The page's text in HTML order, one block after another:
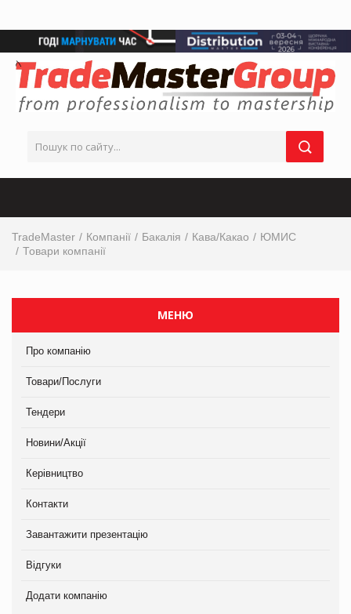
TradeMaster Компанії Бакалія Кава/Какао
ЮМИС
Товари компанії
МЕНЮ
Про компанію
Товари/Послуги
Тендери
Новини/Акції
Керівництво
Контакти
Завантажити презентацію
Відгуки
Додати компанію